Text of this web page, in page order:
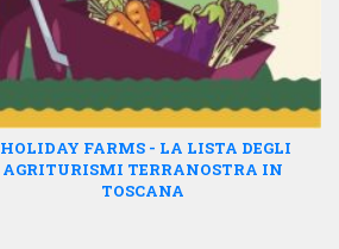
HOLIDAY FARMS - LA LISTA DEGLI
AGRITURISMI TERRANOSTRA IN
TOSCANA